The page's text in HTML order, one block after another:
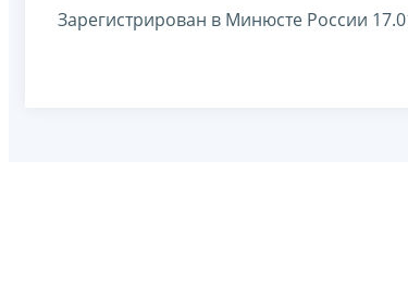
Зарегистрирован в Минюсте России